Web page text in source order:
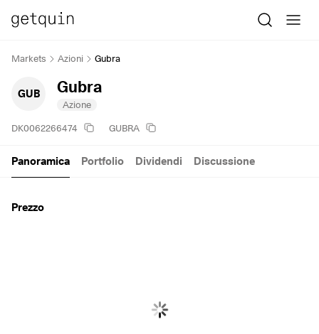
Markets Azioni Gubra
GUB Gubra
Azione
DK0062266474 GUBRA
Panoramica Portfolio Dividendi Discussione
Prezzo